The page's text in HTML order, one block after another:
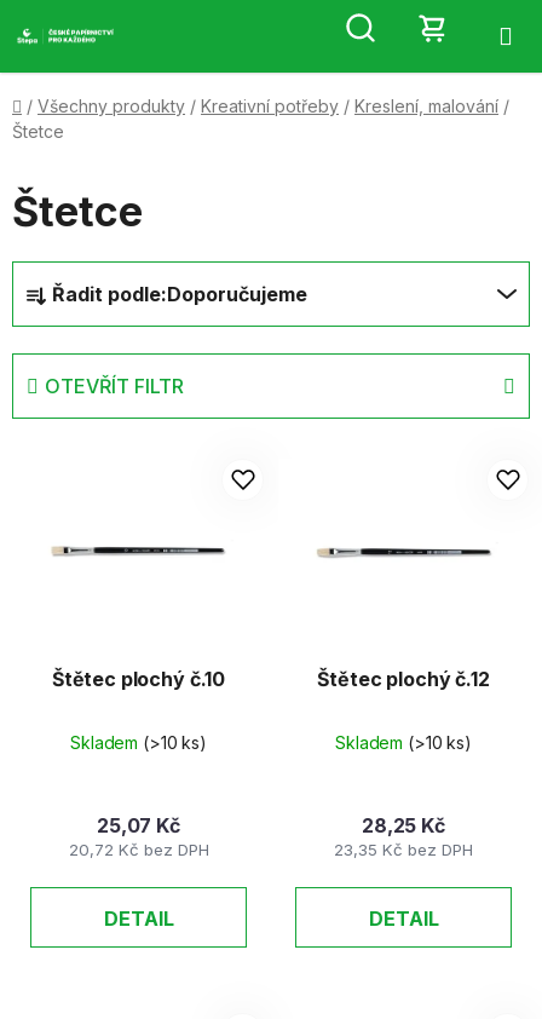
na
Hledat
KOŠÍK
Domů
/ Všechny produkty / Kreativní potřeby / Kreslení, malování /
Štetce
Štetce
a
z
n
Řadit podle:Doporučujeme
OTEVŘÍT FILTR
Štětec plochý č.10
Skladem (>10 ks)
20,72 Kč bez DPH
25,07 Kč
DETAIL
Štětec plochý č.12
Skladem (>10 ks)
23,35 Kč bez DPH
28,25 Kč
DETAIL